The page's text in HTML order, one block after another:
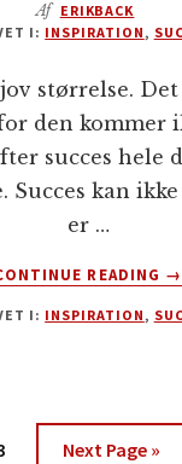
Af ERIKBACK
I: INSPIRATION,
størrelse.
den kommer
succes hele
Succes kan ikke
er …
READING
OM
→
I: INSPIRATION,
Go
Next Page »